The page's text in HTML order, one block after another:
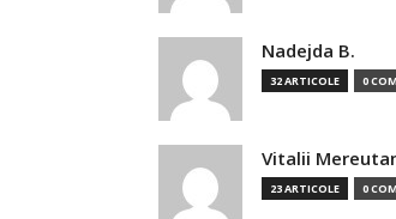
Nadejda B.
32 ARTICOLE 0
Vitalii
23 ARTICOLE 0